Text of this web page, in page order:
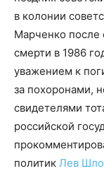
в колонии
Марченко после
смерти в 1986
уважением к
за похоронами,
свидетелями
российской
политик Лев